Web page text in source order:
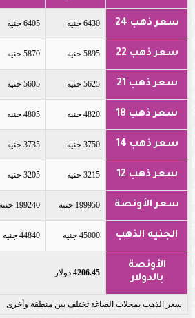
سعر ذهب 24 6430 جنيه 6405 جنيه
سعر ذهب 22 5895 جنيه 5870 جنيه
سعر ذهب 21 5625 جنيه 5605 جنيه
سعر ذهب 18 4820 جنيه 4805 جنيه
سعر ذهب 14 3750 جنيه 3735 جنيه
سعر ذهب 12 3215 جنيه 3205 جنيه
سعر الأونصة 199950 جنيه 199240 جنيه
الجنيه الذهب 45000 جنيه 44840 جنيه
الأونصة
بالدولار
4206.45 دولار
سعر الذهب بمحلات الصاغة تختلف بين منطقة وأخرى